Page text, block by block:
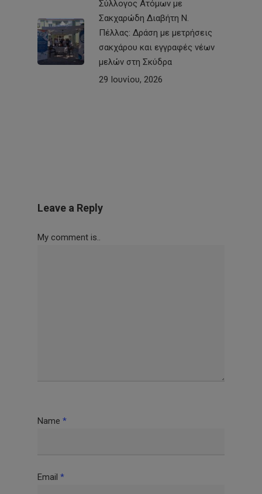
Σύλλογος Ατόμων με
Σακχαρώδη Διαβήτη Ν.
Πέλλας: Δράση με μετρήσεις
σακχάρου και εγγραφές νέων
μελών στη Σκύδρα
29 Ιουνίου, 2026
Leave a Reply
My comment is..
Name *
Email *